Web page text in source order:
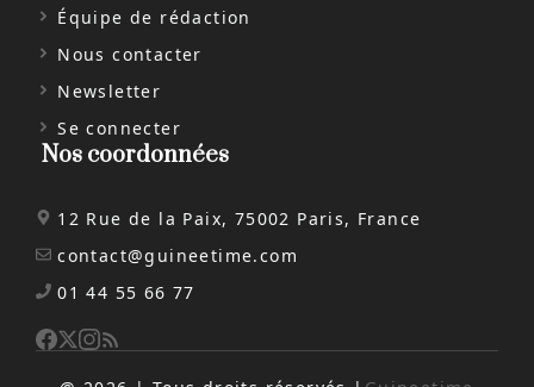
Équipe de rédaction
Nous contacter
Newsletter
Se connecter
Nos coordonnées
12 Rue de la Paix, 75002 Paris, France
contact@guineetime.com
01 44 55 66 77